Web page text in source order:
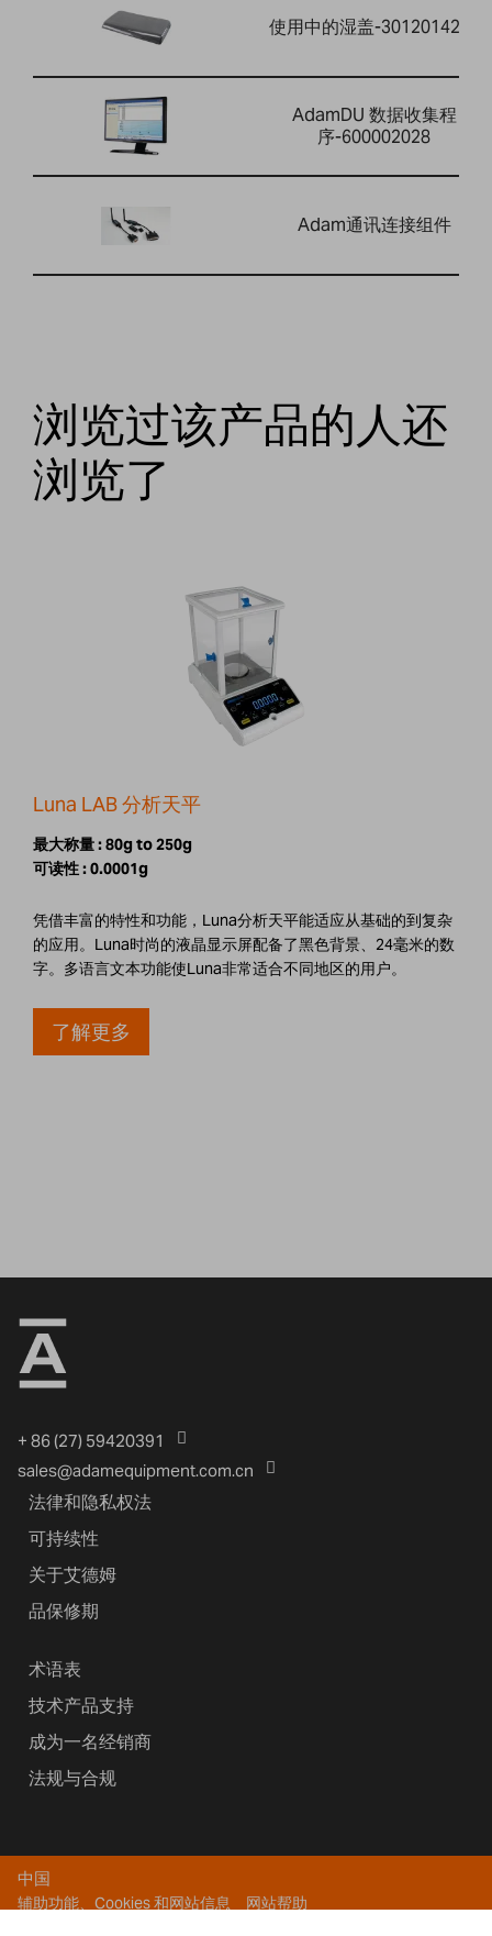
使用中的湿盖-3012014260
AdamDU 数据收集程
序-600002028
Adam通讯连接组件
浏览过该产品的人还
浏览了
Luna LAB 分析天平
最大称量 :80g to 250g
可读性 :0.0001g
凭借丰富的特性和功能，Luna分析天平能适应从基础的到复杂
的应用。Luna时尚的液晶显示屏配备了黑色背景、24毫米的数
字。多语言文本功能使Luna非常适合不同地区的用户。
了解更多
+ 86 (27) 59420391
sales@adamequipment.com.cn
法律和隐私权法
可持续性
关于艾德姆
品保修期
术语表
技术产品支持
成为一名经销商
法规与合规
中国
辅助功能、Cookies 和网站信息
网站帮助